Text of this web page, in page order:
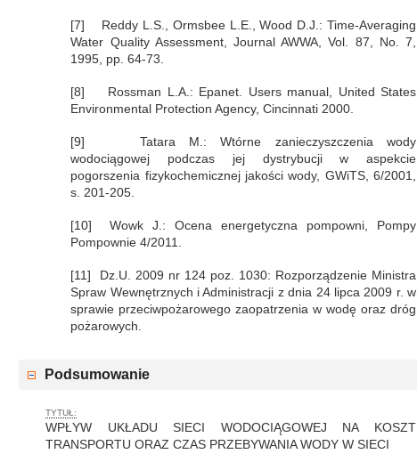
[7] Reddy L.S., Ormsbee L.E., Wood D.J.: Time-Averaging
Water Quality Assessment, Journal AWWA, Vol. 87, No. 7,
1995, pp. 64-73.
[8] Rossman L.A.: Epanet. Users manual, United States
Environmental Protection Agency, Cincinnati 2000.
[9] Tatara M.: Wtórne zanieczyszczenia wody
wodociągowej podczas jej dystrybucji w aspekcie
pogorszenia fizykochemicznej jakości wody, GWiTS, 6/2001,
s. 201-205.
[10] Wowk J.: Ocena energetyczna pompowni, Pompy
Pompownie 4/2011.
[11] Dz.U. 2009 nr 124 poz. 1030: Rozporządzenie Ministra
Spraw Wewnętrznych i Administracji z dnia 24 lipca 2009 r. w
sprawie przeciwpożarowego zaopatrzenia w wodę oraz dróg
pożarowych.
Podsumowanie
TYTUŁ:
WPŁYW UKŁADU SIECI WODOCIĄGOWEJ NA KOSZT
TRANSPORTU ORAZ CZAS PRZEBYWANIA WODY W SIECI